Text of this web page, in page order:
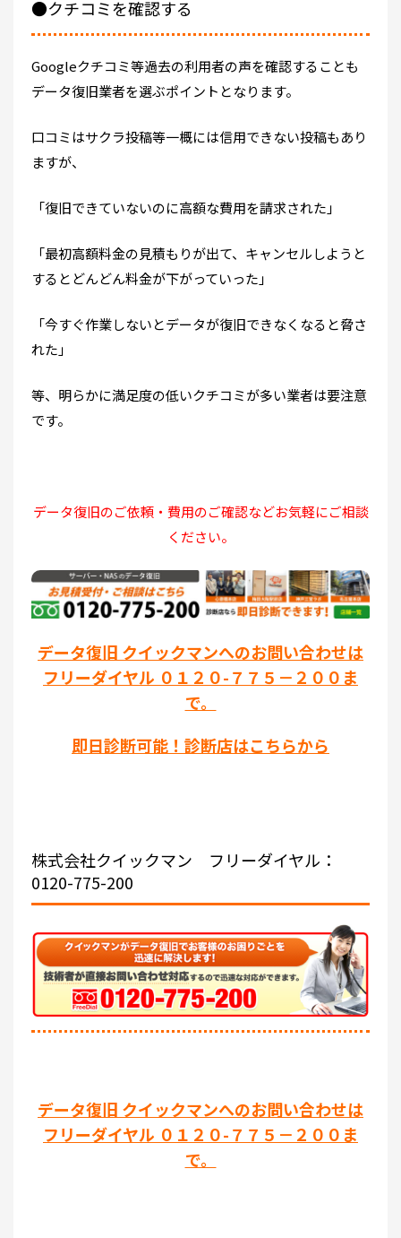
●クチコミを確認する
Googleクチコミ等過去の利用者の声を確認することも
データ復旧業者を選ぶポイントとなります。
口コミはサクラ投稿等一概には信用できない投稿もあり
ますが、
「復旧できていないのに高額な費用を請求された」
「最初高額料金の見積もりが出て、キャンセルしようと
するとどんどん料金が下がっていった」
「今すぐ作業しないとデータが復旧できなくなると脅さ
れた」
等、明らかに満足度の低いクチコミが多い業者は要注意
です。
データ復旧のご依頼・費用のご確認などお気軽にご相談
ください。
データ復旧 クイックマンへのお問い合わせは
フリーダイヤル ０１２０-７７５－２００ま
で。
即日診断可能！診断店はこちらから
株式会社クイックマン フリーダイヤル：
0120-775-200
データ復旧 クイックマンへのお問い合わせは
フリーダイヤル ０１２０-７７５－２００ま
で。